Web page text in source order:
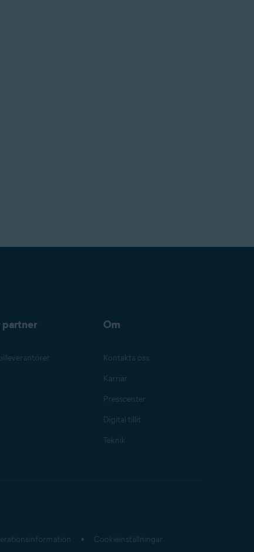
partner Om
Kontakta oss
Karriär
Presscenter
Digital tillit
Teknik
Cookieinställningar